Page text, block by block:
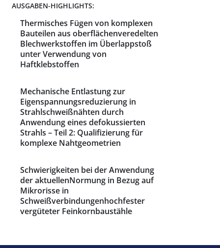
AUSGABEN-HIGHLIGHTS:
Thermisches Fügen von komplexen
Bauteilen aus oberflächenveredelten
Blechwerkstoffen im Überlappstoß
unter Verwendung von
Haftklebstoffen
Mechanische Entlastung zur
Eigenspannungsreduzierung in
Strahlschweißnähten durch
Anwendung eines defokussierten
Strahls – Teil 2: Qualifizierung für
komplexe Nahtgeometrien
Schwierigkeiten bei der Anwendung
der aktuellenNormung in Bezug auf
Mikrorisse in
Schweißverbindungenhochfester
vergüteter Feinkornbaustähle